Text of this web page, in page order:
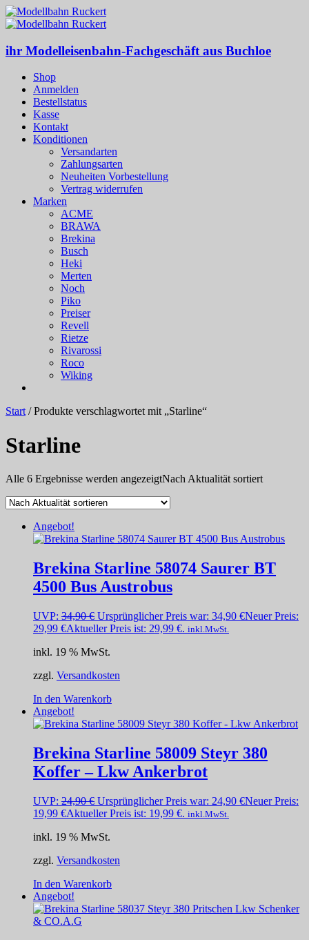
ihr Modelleisenbahn-Fachgeschäft aus Buchloe
Shop
Anmelden
Bestellstatus
Kasse
Kontakt
Konditionen
Versandarten
Zahlungsarten
Neuheiten Vorbestellung
Vertrag widerrufen
Marken
ACME
BRAWA
Brekina
Busch
Heki
Merten
Noch
Piko
Preiser
Revell
Rietze
Rivarossi
Roco
Wiking
Start/ Produkte verschlagwortet mit „Starline“
Starline
Alle 6 Ergebnisse werden angezeigtNach Aktualität sortiert
Angebot!
Brekina Starline 58074 Saurer BT
4500 Bus Austrobus
UVP: 34,90€ Ursprünglicher Preis war: 34,90 €Neuer Preis:
29,99 €Aktueller Preis ist: 29,99 €. inkl.MwSt.
inkl. 19 % MwSt.
zzgl. Versandkosten
In den Warenkorb
Angebot!
Brekina Starline 58009 Steyr 380
Koffer – Lkw Ankerbrot
UVP: 24,90€ Ursprünglicher Preis war: 24,90 €Neuer Preis:
19,99 €Aktueller Preis ist: 19,99 €. inkl.MwSt.
inkl. 19 % MwSt.
zzgl. Versandkosten
In den Warenkorb
Angebot!